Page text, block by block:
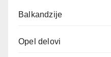
Balkandzije
Opel delovi